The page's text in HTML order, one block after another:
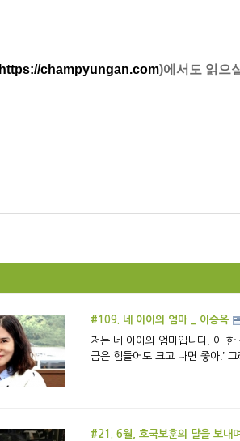
https://champyungan.com)에서도 읽으
#109. 네 아이의 엄마 _ 이승옥
저는 네 아이의 엄마입니다. 이 한
금은 힘들어도 크고 나면 좋아.’
#21. 6월, 호국보훈의 달을 보내